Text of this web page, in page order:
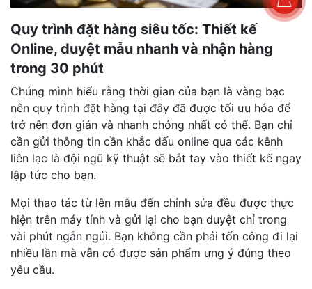
Quy trình đặt hàng siêu tốc: Thiết kế
Online, duyệt mẫu nhanh và nhận hàng
trong 30 phút
Chúng mình hiểu rằng thời gian của bạn là vàng bạc
nên quy trình đặt hàng tại đây đã được tối ưu hóa để
trở nên đơn giản và nhanh chóng nhất có thể. Bạn chỉ
cần gửi thông tin cần khắc dấu online qua các kênh
liên lạc là đội ngũ kỹ thuật sẽ bắt tay vào thiết kế ngay
lập tức cho bạn.
Mọi thao tác từ lên mẫu đến chỉnh sửa đều được thực
hiện trên máy tính và gửi lại cho bạn duyệt chỉ trong
vài phút ngắn ngủi. Bạn không cần phải tốn công đi lại
nhiều lần mà vẫn có được sản phẩm ưng ý đúng theo
yêu cầu.